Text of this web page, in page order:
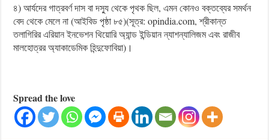
৪) আর্যদের গাত্রবর্ণ দাস বা দস্যু থেকে পৃথক ছিল, এমন কোনও বক্তব্যের সমর্থন
বেদ থেকে মেলে না (আইবিড পৃষ্ঠা ৮৫)(সূত্র: opindia.com, শ্রীকান্ত
তলাগিরির এরিয়ান ইনভেশন থিয়োরি অ্যান্ড ইন্ডিয়ান ন্যাশন্যালিজম এবং রাজীব
মালহোত্রর অ্যাকাডেমিক হিন্দুফোবিয়া)।
Spread the love